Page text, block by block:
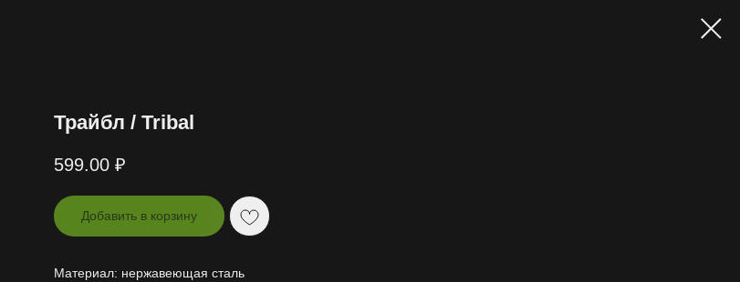
Трайбл / Tribal
599.00 ₽
Добавить в корзину
Материал: нержавеющая сталь